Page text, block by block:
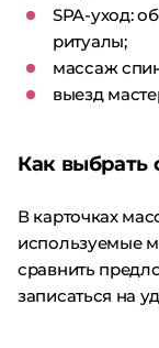
SPA-уход:
ритуалы;
массаж
выезд
Как выбрать
В карточках
используемые
сравнить
записаться на